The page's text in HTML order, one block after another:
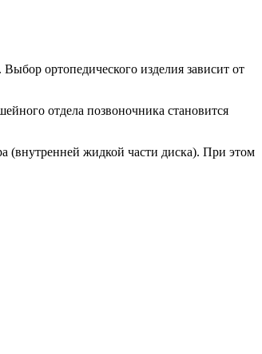
ортопедического изделия зависит от
отдела позвоночника становится
(внутренней жидкой части диска). При этом